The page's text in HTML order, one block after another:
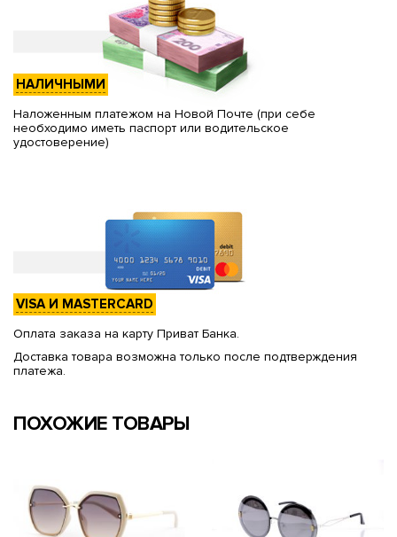
НАЛИЧНЫМИ
Наложенным платежом на Новой Почте (при себе
необходимо иметь паспорт или водительское
удостоверение)
VISA И MASTERCARD
Оплата заказа на карту Приват Банка.
Доставка товара возможна только после подтверждения
платежа.
ПОХОЖИЕ ТОВАРЫ